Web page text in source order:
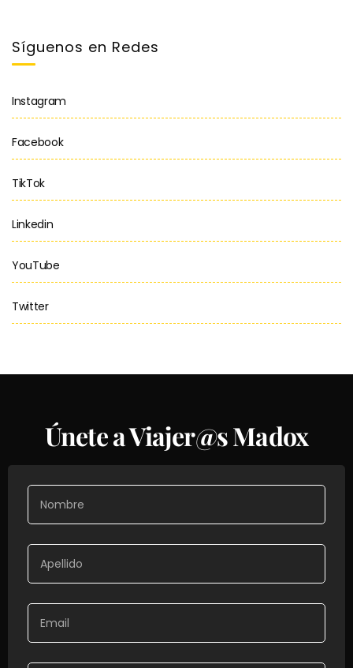
Síguenos en Redes
Instagram
Facebook
TikTok
Linkedin
YouTube
Twitter
Únete a Viajer@s Madox